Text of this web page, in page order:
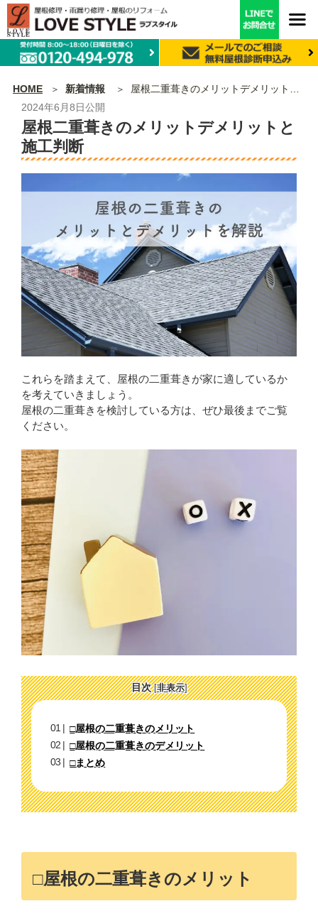
HOME 新着情報
屋根二重葺きのメリットデメリットと施工判断
2024年6月8日公開
屋根二重葺きのメリットデメリットと
施工判断
これらを踏まえて、屋根の二重葺きが家に適しているか
を考えていきましょう。
屋根の二重葺きを検討している方は、ぜひ最後までご覧
ください。
目次 [非表示]
□屋根の二重葺きのメリット
□屋根の二重葺きのデメリット
□まとめ
□屋根の二重葺きのメリット